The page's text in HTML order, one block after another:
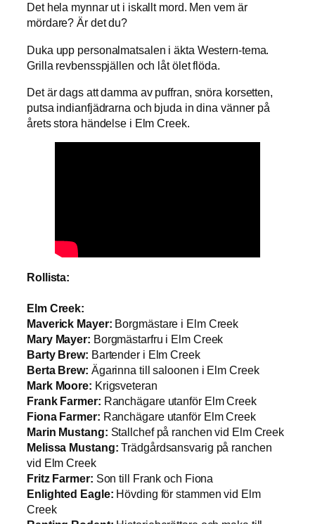
Det hela mynnar ut i iskallt mord. Men vem är
mördare? Är det du?
Duka upp personalmatsalen i äkta Western-tema.
Grilla revbensspjällen och låt ölet flöda.
Det är dags att damma av puffran, snöra korsetten,
putsa indianfjädrarna och bjuda in dina vänner på
årets stora händelse i Elm Creek.
Rollista:
Elm Creek:
Maverick Mayer: Borgmästare i Elm Creek
Mary Mayer: Borgmästarfru i Elm Creek
Barty Brew: Bartender i Elm Creek
Berta Brew: Ägarinna till saloonen i Elm Creek
Mark Moore: Krigsveteran
Frank Farmer: Ranchägare utanför Elm Creek
Fiona Farmer: Ranchägare utanför Elm Creek
Marin Mustang: Stallchef på ranchen vid Elm Creek
Melissa Mustang:Trädgårdsansvarig på ranchen
vid Elm Creek
Fritz Farmer: Son till Frank och Fiona
Enlighted Eagle: Hövding för stammen vid Elm
Creek